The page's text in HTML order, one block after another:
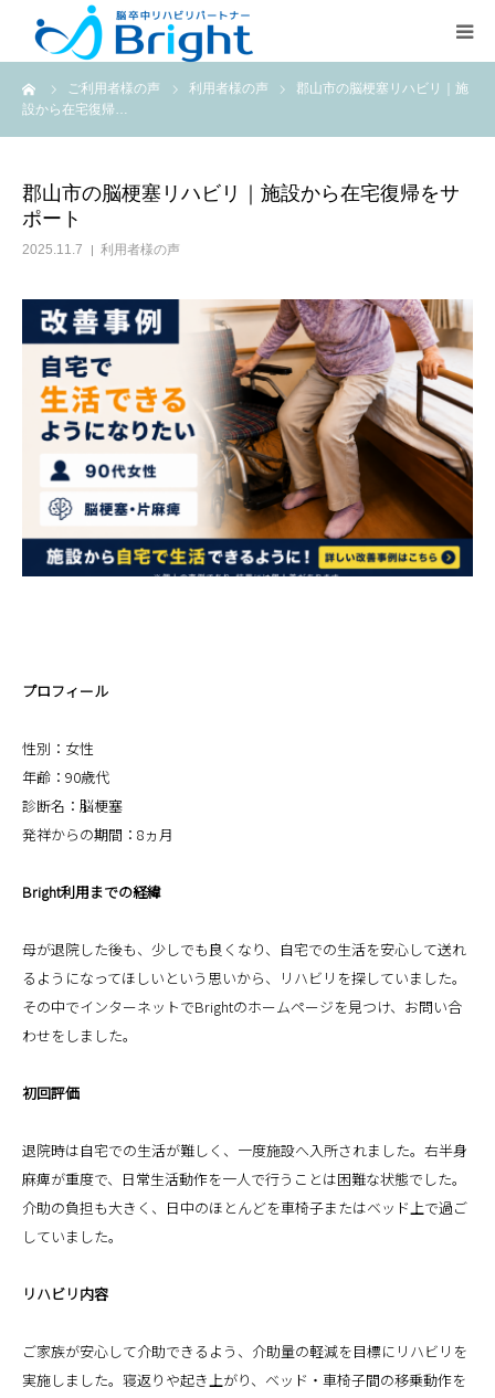
ご利用者様の声 利用者様の声
郡山市の脳梗塞リハビリ｜施
設から在宅復帰…
郡山市の脳梗塞リハビリ｜施設から在宅復帰をサ
ポート
2025.11.7 利用者様の声
プロフィール
性別：女性
年齢：90歳代
診断名：脳梗塞
発祥からの期間：8ヵ月
Bright利用までの経緯
母が退院した後も、少しでも良くなり、自宅での生活を安心して送れ
るようになってほしいという思いから、リハビリを探していました。
その中でインターネットでBrightのホームページを見つけ、お問い合
わせをしました。
初回評価
退院時は自宅での生活が難しく、一度施設へ入所されました。右半身
麻痺が重度で、日常生活動作を一人で行うことは困難な状態でした。
介助の負担も大きく、日中のほとんどを車椅子またはベッド上で過ご
していました。
リハビリ内容
ご家族が安心して介助できるよう、介助量の軽減を目標にリハビリを
実施しました。寝返りや起き上がり、ベッド・車椅子間の移乗動作を
Brightとは
医療従事者の方
よくある質問